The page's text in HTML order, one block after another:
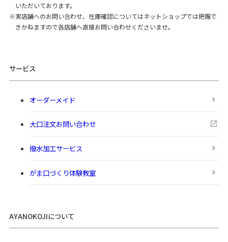
いただいております。
実店舗へのお問い合わせ、在庫確認についてはネットショップでは把握で
きかねますので各店舗へ直接お問い合わせくださいませ。
サービス
オーダーメイド
大口注文お問い合わせ
撥水加工サービス
がま口づくり体験教室
AYANOKOJIについて